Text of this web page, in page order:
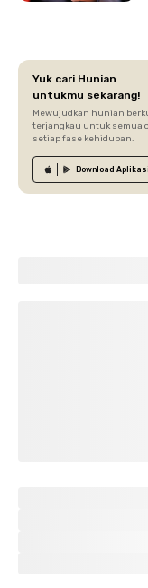
Yuk cari Hunian
untukmu sekarang!
Mewujudkan hunian
terjangkau untuk semua
setiap fase kehidupan.
Download Aplikasi